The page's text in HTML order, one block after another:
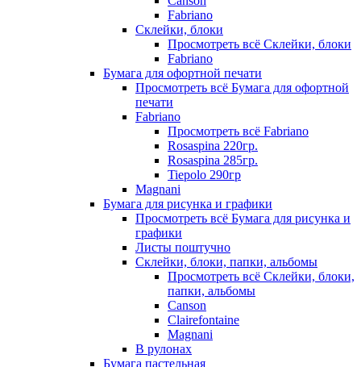
Fabriano
Склейки, блоки
Просмотреть всё Склейки, блоки
Fabriano
Бумага для офортной печати
Просмотреть всё Бумага для офортной
печати
Fabriano
Просмотреть всё Fabriano
Rosaspina 220гр.
Rosaspina 285гр.
Tiepolo 290гр
Magnani
Бумага для рисунка и графики
Просмотреть всё Бумага для рисунка и
графики
Листы поштучно
Склейки, блоки, папки, альбомы
Просмотреть всё Склейки, блоки,
папки, альбомы
Canson
Clairefontaine
Magnani
В рулонах
Бумага пастельная